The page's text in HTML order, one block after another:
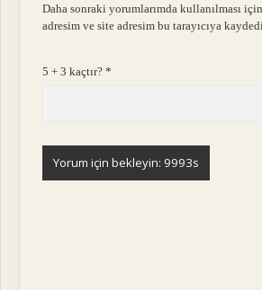
Daha sonraki yorumlarımda kullanılması
adresim ve site adresim bu tarayıcıya
5 + 3 kaçtır?*